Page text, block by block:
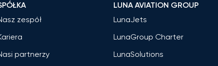
zespół
partnerzy
LUNA AVIATION GROUP
LunaJets
LunaGroup Charter
LunaSolutions